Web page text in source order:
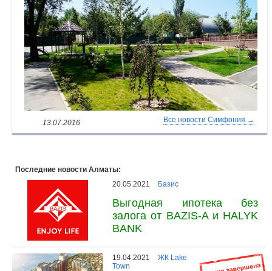
13.07.2016 Все новости Симфония →
Последние новости Алматы:
20.05.2021
Базис
Выгодная ипотека без
залога от BAZIS-A и HALYK
BANK
19.04.2021
ЖК Lake
Town